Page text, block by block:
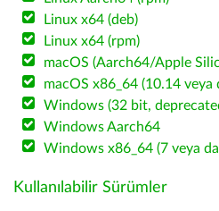
Linux x64 (deb)
Linux x64 (rpm)
macOS (Aarch64/Apple
macOS x86_64 (10.14
Windows (32 bit,
Windows Aarch64
Windows x86_64 (7 veya
Kullanılabilir Sürümler